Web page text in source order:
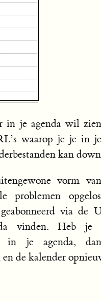
in je agenda wil
waarop je je in
kan
vorm
problemen
via de
vinden. Heb je
in je agenda,
de kalender